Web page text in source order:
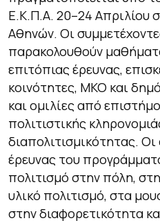
Ε.Κ.Π.Α. 20–24 Απριλίου
Αθηνών. Οι
παρακολουθούν
επιτόπιας έρευνας,
κοινότητες, ΜΚΟ και
και ομιλίες από
πολιτιστικής
διαπολιτισμικότητας.
έρευνας του
πολιτισμό στην πόλη,
υλικό πολιτισμό, στα
στην διαφορετικότητα